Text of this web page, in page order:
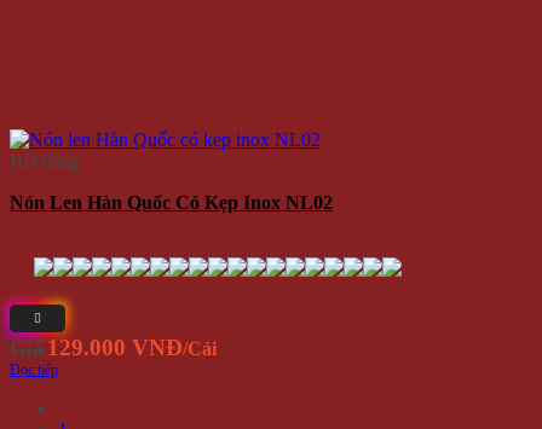
Hết hàng
Nón Len Hàn Quốc Có Kẹp Inox NL02
Giá129.000 VNĐ/Cái
Đọc tiếp